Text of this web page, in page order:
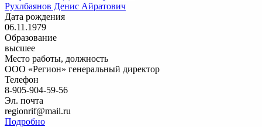
Рухлбаянов Денис Айратович
Дата рождения
06.11.1979
Образование
высшее
Место работы, должность
ООО «Регион» генеральный директор
Телефон
8-905-904-59-56
Эл. почта
regionrif@mail.ru
Подробно